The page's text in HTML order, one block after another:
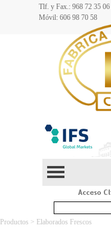
Tlf. y Fax.: 968 72 35 06
Móvil: 606 98 70 58
Productos > Elaborados Frescos